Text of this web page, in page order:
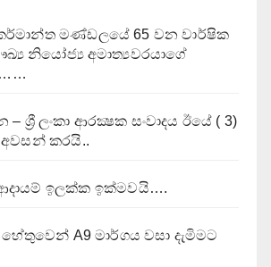
කර්මාන්ත මණ්ඩලයේ 65 වන වාර්ෂික
නියෝජ්‍ය අමාත්‍යවරයාගේ
ශ්‍රී ලංකා ආරක්‍ෂක සංවාදය ඊයේ ( 3)
කරයි..
ආදායම් ඉලක්ක ඉක්මවයි….
A9 මාර්ගය වසා දැමිමට